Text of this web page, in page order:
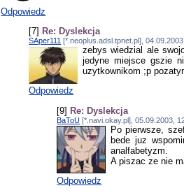
Odpowiedz
[7] Re: Dyslekcja
SAper111 [*.neoplus.adsl.tpnet.pl],
zebys wiedzial ale
jedyne miejsce gszie
uzytkownikom ;p
Odpowiedz
[9] Re: Dyslekcja
BaToU [*.navi.okay.pl], 05.09.2003,
Po pierwsze,
bede juz
analfabetyzm.
A piszac ze nie
Odpowiedz